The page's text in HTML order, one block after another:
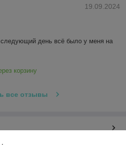
19.09.2024
следующий день всё было у меня на
корзину
все отзывы